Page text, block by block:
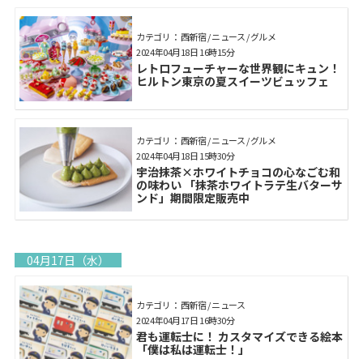
カテゴリ： 西新宿 / ニュース / グルメ
レトロフューチャーな世界観にキュン！
ヒルトン東京の夏スイーツビュッフェ
2024年04月18日 16時15分
カテゴリ： 西新宿 / ニュース / グルメ
宇治抹茶×ホワイトチョコの心なごむ和
の味わい 「抹茶ホワイトラテ生バターサ
ンド」期間限定販売中
2024年04月18日 15時30分
04月17日（水）
カテゴリ： 西新宿 / ニュース
君も運転士に！ カスタマイズできる絵本
「僕は私は運転士！」
2024年04月17日 16時30分